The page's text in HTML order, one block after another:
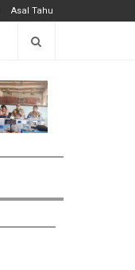
Asal Tahu